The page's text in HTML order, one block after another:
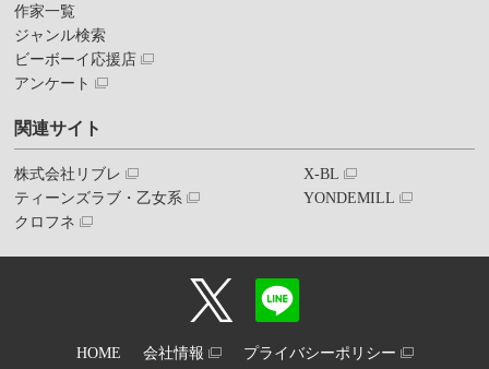
作家一覧
ジャンル検索
ビーボーイ応援店
アンケート
関連サイト
株式会社リブレ
ティーンズラブ・乙女系
クロフネ
X-BL
YONDEMILL
HOME 会社情報 プライバシーポリシー